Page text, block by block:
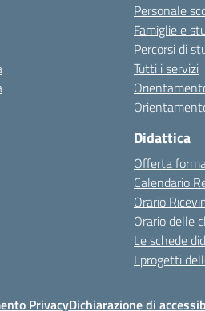
Personale
Famiglie e
Percorsi di
Tutti i servizi
Didattica
Offerta
Calendario
Orario
Orario delle
Le schede
I progetti
PrivacyDichiarazione di